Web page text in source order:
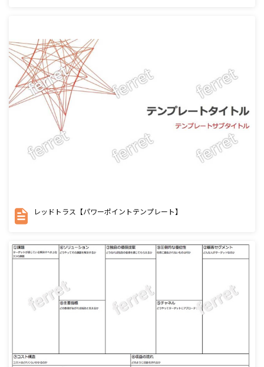
レッドトラス【パワーポイントテンプレート】